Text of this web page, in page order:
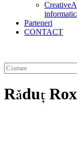
Parteneri
CONTACT
Răduț